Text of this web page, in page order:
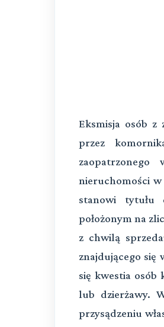
Eksmisja osób z
przez
nieruchomości
stanowi tytułu
położonym na
z chwilą
znajdującego się
się kwestia
lub dzierżawy.
przysądzeniu